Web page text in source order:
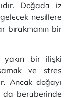
Doğada iz
nesillere
bırakmanın bir
yakın bir ilişki
ve stres
Ancak doğayı
da beraberinde